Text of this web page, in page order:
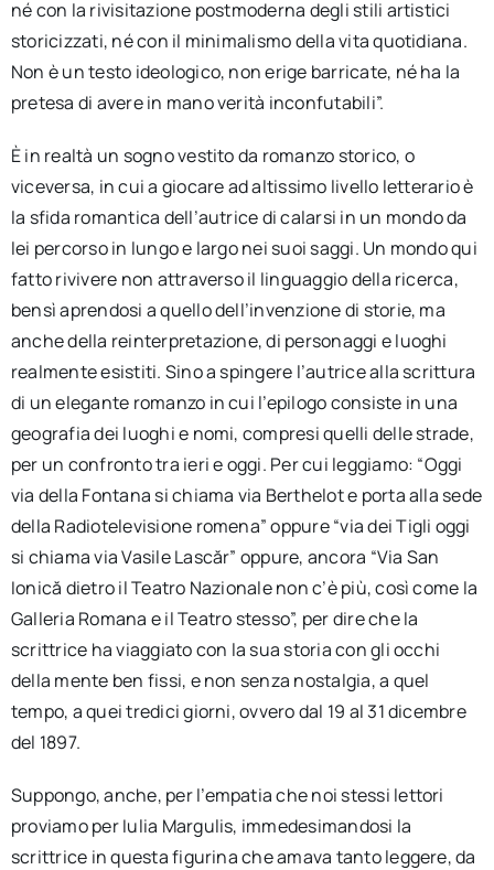
né con la rivisitazione postmoderna degli stili artistici
storicizzati, né con il minimalismo della vita quotidiana.
Non è un testo ideologico, non erige barricate, né ha la
pretesa di avere in mano verità inconfutabili”.
È in realtà un sogno vestito da romanzo storico, o
viceversa, in cui a giocare ad altissimo livello letterario è
la sfida romantica dell’autrice di calarsi in un mondo da
lei percorso in lungo e largo nei suoi saggi. Un mondo qui
fatto rivivere non attraverso il linguaggio della ricerca,
bensì aprendosi a quello dell’invenzione di storie, ma
anche della reinterpretazione, di personaggi e luoghi
realmente esistiti. Sino a spingere l’autrice alla scrittura
di un elegante romanzo in cui l’epilogo consiste in una
geografia dei luoghi e nomi, compresi quelli delle strade,
per un confronto tra ieri e oggi. Per cui leggiamo: “Oggi
via della Fontana si chiama via Berthelot e porta alla sede
della Radiotelevisione romena” oppure “via dei Tigli oggi
si chiama via Vasile Lascăr” oppure, ancora “Via San
Ionică dietro il Teatro Nazionale non c’è più, così come la
Galleria Romana e il Teatro stesso”, per dire che la
scrittrice ha viaggiato con la sua storia con gli occhi
della mente ben fissi, e non senza nostalgia, a quel
tempo, a quei tredici giorni, ovvero dal 19 al 31 dicembre
del 1897.
Suppongo, anche, per l’empatia che noi stessi lettori
proviamo per Iulia Margulis, immedesimandosi la
scrittrice in questa figurina che amava tanto leggere, da